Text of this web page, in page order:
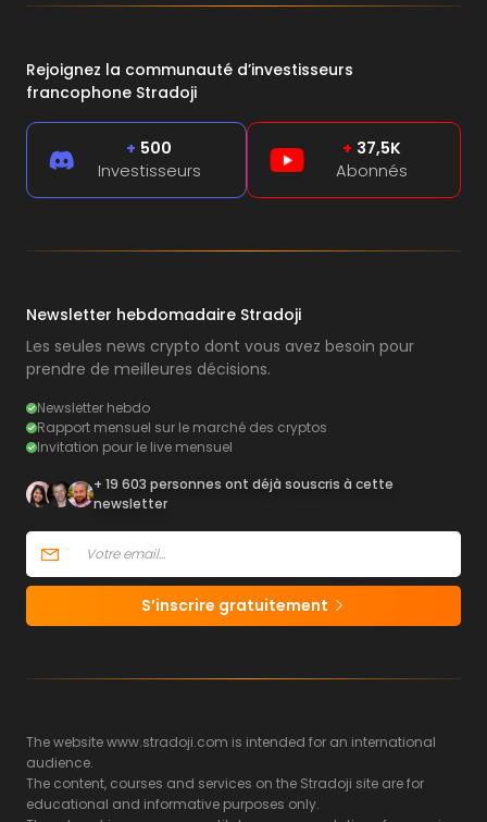
Rejoignez la communauté d’investisseurs
francophone Stradoji
+ 500
Investisseurs
+ 37,5K
Abonnés
Newsletter hebdomadaire Stradoji
Les seules news crypto dont vous avez besoin pour
prendre de meilleures décisions.
Newsletter hebdo
Rapport mensuel sur le marché des cryptos
Invitation pour le live mensuel
+ 19 603 personnes ont déjà souscris à cette
newsletter
S’inscrire gratuitement
The website www.stradoji.com is intended for an international
audience.
The content, courses and services on the Stradoji site are for
educational and informative purposes only.